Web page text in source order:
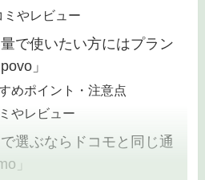
ミやレビュー
で使いたい方にはプラン
」
めポイント・注意点
やレビュー
選ぶならドコモと同じ通
」